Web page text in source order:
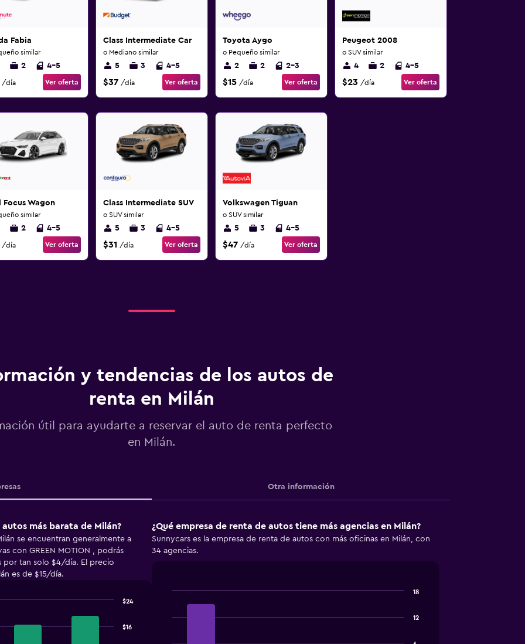
Fabia
similar
2 4-5
/día Ver oferta
Class Intermediate Car
o Mediano similar
5 3 4-5
$37 /día Ver oferta
Toyota Aygo
o Pequeño similar
2 2 2-3
$15 /día Ver oferta
Peugeot 2008
o SUV similar
4 2 4-5
$23 /día Ver oferta
Focus Wagon
similar
2 4-5
/día Ver oferta
Class Intermediate SUV
o SUV similar
5 3 4-5
$31 /día Ver oferta
Volkswagen Tiguan
o SUV similar
5 3 4-5
$47 /día Ver oferta
y tendencias de los autos de
renta en Milán
útil para ayudarte a reservar el auto de renta perfecto
en Milán.
Otra información
más barata de Milán?
se encuentran generalmente a
con GREEN MOTION , podrás
por tan solo $4/día. El precio
es de $15/día.
$16
$24
¿Qué empresa de renta de autos tiene más agencias en Milán?
Sunnycars es la empresa de renta de autos con más oficinas en Milán, con
34 agencias.
12
18